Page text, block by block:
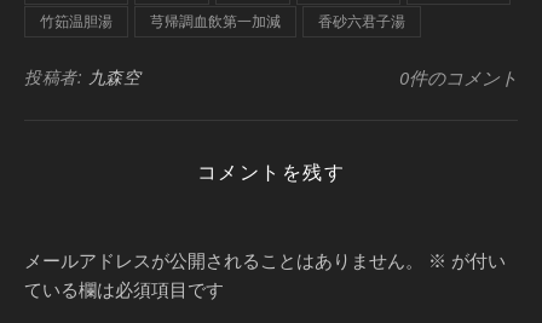
竹筎温胆湯
芎帰調血飲第一加減 香砂六君子湯
投稿者: 九森空 0件のコメント
コメントを残す
メールアドレスが公開されることはありません。 ※ が付い
ている欄は必須項目です